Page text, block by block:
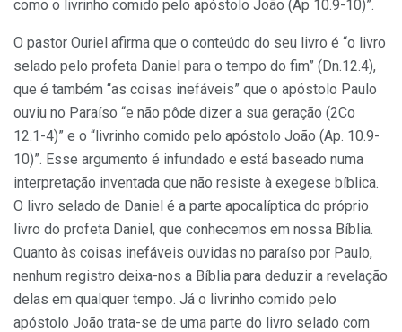
como o livrinho comido pelo apóstolo João (Ap 10.9-10)”.
O pastor Ouriel afirma que o conteúdo do seu livro é “o livro
selado pelo profeta Daniel para o tempo do fim” (Dn.12.4),
que é também “as coisas inefáveis” que o apóstolo Paulo
ouviu no Paraíso “e não pôde dizer a sua geração (2Co
12.1-4)” e o “livrinho comido pelo apóstolo João (Ap. 10.9-
10)”. Esse argumento é infundado e está baseado numa
interpretação inventada que não resiste à exegese bíblica.
O livro selado de Daniel é a parte apocalíptica do próprio
livro do profeta Daniel, que conhecemos em nossa Bíblia.
Quanto às coisas inefáveis ouvidas no paraíso por Paulo,
nenhum registro deixa-nos a Bíblia para deduzir a revelação
delas em qualquer tempo. Já o livrinho comido pelo
apóstolo João trata-se de uma parte do livro selado com